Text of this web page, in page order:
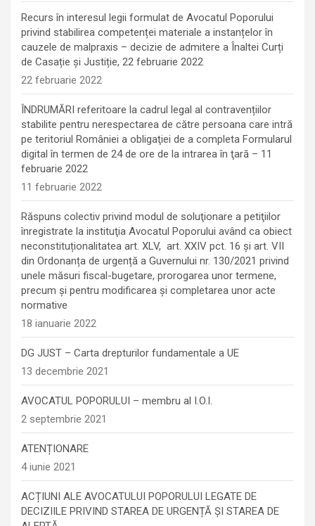
Recurs în interesul legii formulat de Avocatul Poporului
privind stabilirea competenței materiale a instanțelor în
cauzele de malpraxis – decizie de admitere a Înaltei Curți
de Casație și Justiție, 22 februarie 2022
22 februarie 2022
ÎNDRUMĂRI referitoare la cadrul legal al contravențiilor
stabilite pentru nerespectarea de către persoana care intră
pe teritoriul României a obligaţiei de a completa Formularul
digital în termen de 24 de ore de la intrarea în ţară – 11
februarie 2022
11 februarie 2022
Răspuns colectiv privind modul de soluţionare a petiţiilor
înregistrate la instituţia Avocatul Poporului având ca obiect
neconstituționalitatea art. XLV, art. XXIV pct. 16 și art. VII
din Ordonanța de urgență a Guvernului nr. 130/2021 privind
unele măsuri fiscal-bugetare, prorogarea unor termene,
precum şi pentru modificarea şi completarea unor acte
normative
18 ianuarie 2022
DG JUST – Carta drepturilor fundamentale a UE
13 decembrie 2021
AVOCATUL POPORULUI – membru al I.O.I.
2 septembrie 2021
ATENȚIONARE
4 iunie 2021
ACȚIUNI ALE AVOCATULUI POPORULUI LEGATE DE
DECIZIILE PRIVIND STAREA DE URGENȚĂ ȘI STAREA DE